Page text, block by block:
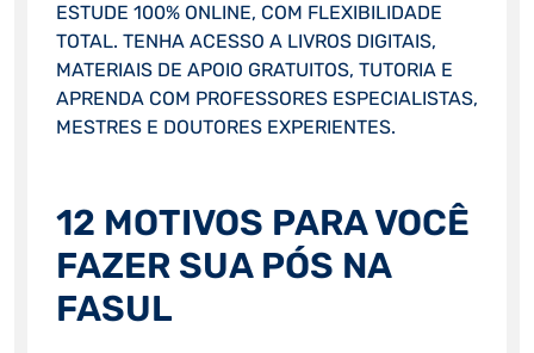
ESTUDE 100% ONLINE, COM FLEXIBILIDADE
TOTAL. TENHA ACESSO A LIVROS DIGITAIS,
MATERIAIS DE APOIO GRATUITOS, TUTORIA E
APRENDA COM PROFESSORES ESPECIALISTAS,
MESTRES E DOUTORES EXPERIENTES.
12 MOTIVOS PARA VOCÊ
FAZER SUA PÓS NA
FASUL